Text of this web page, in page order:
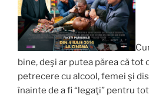
bine, deşi ar putea părea că tot
petrecere cu alcool, femei şi
înainte de a fi “legaţi” pentru